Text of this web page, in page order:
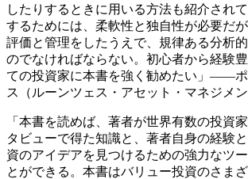
したりするときに用いる方法も紹介され
するためには、柔軟性と独自性が必要だ
評価と管理をしたうえで、規律ある分析
のでなければならない。初心者から経験
ての投資家に本書を強く勧めたい」――ポ
ス（ルーンツェス・アセット・マネジメン
「本書を読めば、著者が世界有数の投資
タビューで得た知識と、著者自身の経験
資のアイデアを見つけるための強力なツ
とができる。本書はバリュー投資のさま